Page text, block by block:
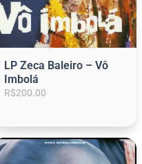
LP Zeca Baleiro – Vô
Imbolá
R$200.00